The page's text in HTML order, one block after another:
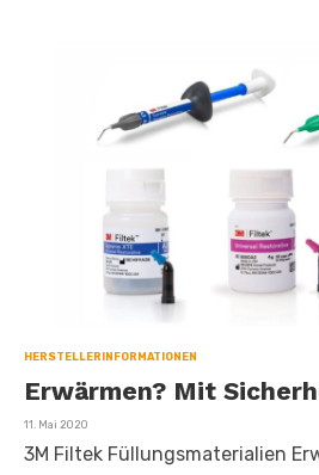
HERSTELLERINFORMATIONEN
Erwärmen? Mit
Veröffentlicht
11. Mai 2020
3M Filtek Füllungsmaterialien